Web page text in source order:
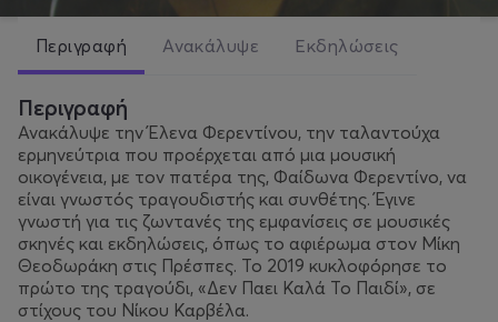
Περιγραφή Ανακάλυψε Εκδηλώσεις
Περιγραφή
Ανακάλυψε την Έλενα Φερεντίνου, την ταλαντούχα
ερμηνεύτρια που προέρχεται από μια μουσική
οικογένεια, με τον πατέρα της, Φαίδωνα Φερεντίνο, να
είναι γνωστός τραγουδιστής και συνθέτης. Έγινε
γνωστή για τις ζωντανές της εμφανίσεις σε μουσικές
σκηνές και εκδηλώσεις, όπως το αφιέρωμα στον Μίκη
Θεοδωράκη στις Πρέσπες. Το 2019 κυκλοφόρησε το
πρώτο της τραγούδι, «Δεν Παει Καλά Το Παιδί», σε
στίχους του Νίκου Καρβέλα.